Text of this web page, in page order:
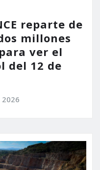
reparte de
millones
ver el
del 12 de
2026